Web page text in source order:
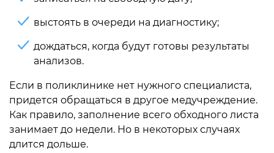
выстоять в очереди на диагностику;
дождаться, когда будут готовы результаты
анализов.
Если в поликлинике нет нужного специалиста,
придется обращаться в другое медучреждение.
Как правило, заполнение всего обходного листа
занимает до недели. Но в некоторых случаях
длится дольше.